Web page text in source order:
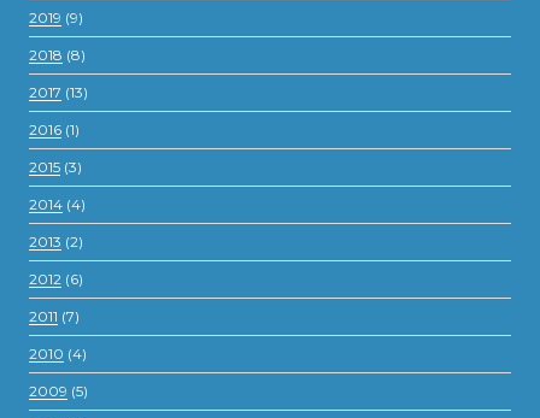
2019 (9)
2018 (8)
2017 (13)
2016 (1)
2015 (3)
2014 (4)
2013 (2)
2012 (6)
2011 (7)
2010 (4)
2009 (5)